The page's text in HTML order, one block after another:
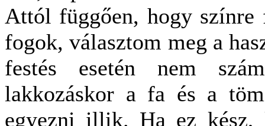
Attól függően, hogy
fogok, választom meg a
festés esetén nem
lakkozáskor a fa és a
egyezni illik. Ha ez kész,